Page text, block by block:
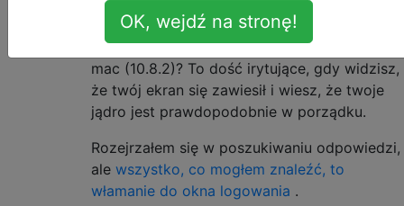
do niego.
Czy istnieje sposób, aby zrobić to samo z
mac (10.8.2)? To dość irytujące, gdy widzisz,
że twój ekran się zawiesił i wiesz, że twoje
jądro jest prawdopodobnie w porządku.
Rozejrzałem się w poszukiwaniu odpowiedzi,
ale wszystko, co mogłem znaleźć, to
włamanie do okna logowania .
OK, wejdź na stronę!